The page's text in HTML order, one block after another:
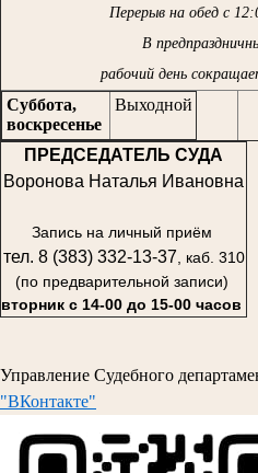
Перерыв на обед с
В
рабочий день
Суббота,
воскресенье
Выходной
ПРЕДСЕДАТЕЛЬ СУДА
Воронова Наталья Ивановна
Запись на личный приём
тел. 8 (383) 332-13-37 , каб. 310
(по предварительной записи)
вторник с 14-00 до 15-00 часов
Управление Судебного
"ВКонтакте"